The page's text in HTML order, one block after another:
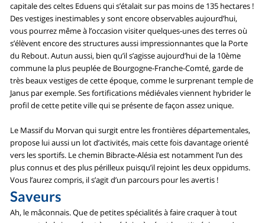
capitale des celtes Eduens qui s’étalait sur pas moins de 135 hectares !
Des vestiges inestimables y sont encore observables aujourd’hui,
vous pourrez même à l’occasion visiter quelques-unes des terres où
s’élèvent encore des structures aussi impressionnantes que la Porte
du Rebout. Autun aussi, bien qu’il s’agisse aujourd’hui de la 10ème
commune la plus peuplée de Bourgogne-Franche-Comté, garde de
très beaux vestiges de cette époque, comme le surprenant temple de
Janus par exemple. Ses fortifications médiévales viennent hybrider le
profil de cette petite ville qui se présente de façon assez unique.
Le Massif du Morvan qui surgit entre les frontières départementales,
propose lui aussi un lot d’activités, mais cette fois davantage orienté
vers les sportifs. Le chemin Bibracte-Alésia est notamment l’un des
plus connus et des plus périlleux puisqu’il rejoint les deux oppidums.
Vous l’aurez compris, il s’agit d’un parcours pour les avertis !
Saveurs
Ah, le mâconnais. Que de petites spécialités à faire craquer à tout